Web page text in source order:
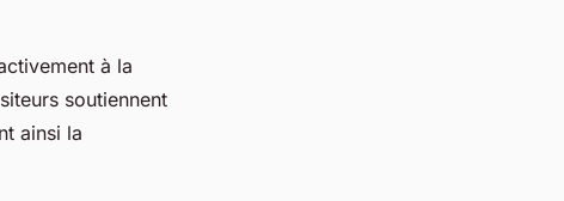
à la
soutiennent
ainsi la